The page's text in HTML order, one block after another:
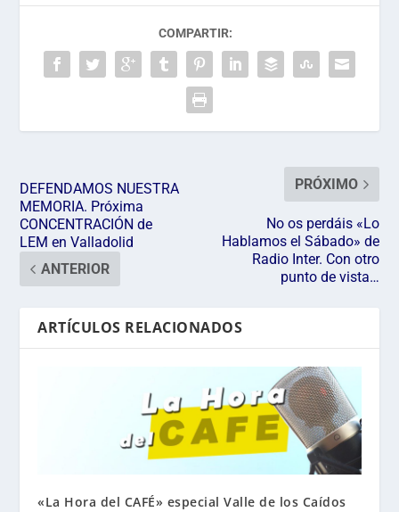
COMPARTIR:
DEFENDAMOS NUESTRA
MEMORIA. Próxima
CONCENTRACIÓN de
LEM en Valladolid
ANTERIOR
PRÓXIMO
No os perdáis «Lo
Hablamos el Sábado» de
Radio Inter. Con otro
punto de vista…
ARTÍCULOS RELACIONADOS
«La Hora del CAFÉ» especial Valle de los Caídos